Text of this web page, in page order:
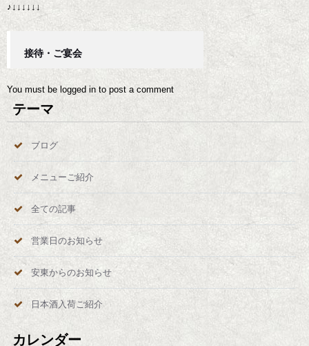
♪↓↓↓↓↓↓
接待・ご宴会
You must be logged in to post a comment
テーマ
ブログ
メニューご紹介
全ての記事
営業日のお知らせ
安東からのお知らせ
日本酒入荷ご紹介
カレンダー